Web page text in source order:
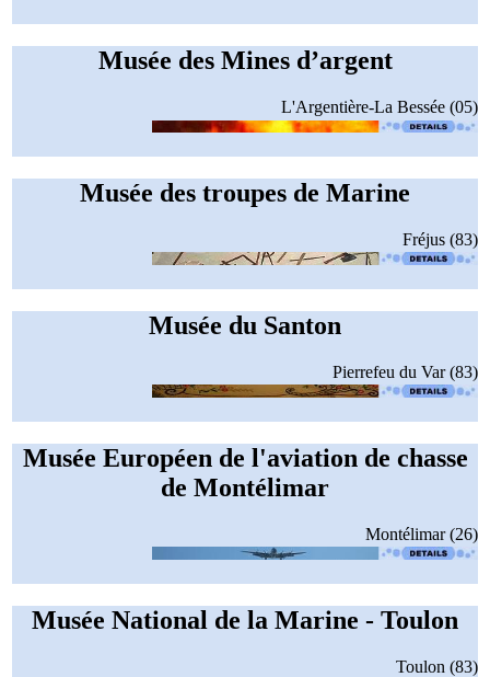
Musée des Mines d’argent
L'Argentière-La Bessée (05)
Musée des troupes de Marine
Fréjus (83)
Musée du Santon
Pierrefeu du Var (83)
Musée Européen de l'aviation de chasse
de Montélimar
Montélimar (26)
Musée National de la Marine - Toulon
Toulon (83)